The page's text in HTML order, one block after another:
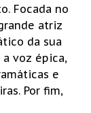
Focada no
atriz
da sua
voz épica,
e
Por fim,